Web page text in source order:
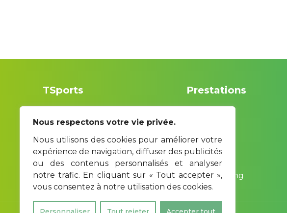
Nous respectons votre vie privée.
Nous utilisons des cookies pour améliorer votre
expérience de navigation, diffuser des publicités
ou des contenus personnalisés et analyser
notre trafic. En cliquant sur « Tout accepter »,
vous consentez à notre utilisation des cookies.
TSport
Coach sportif entre Soissons dan
l’Aisne (02) et Compiègne dan
l’Oise (60), tout âge, hommes et
femmes. Suivi personnalisé…
Prestation
Thérapie
Tourisme
Team Building